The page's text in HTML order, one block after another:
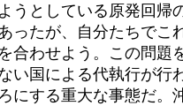
としている原発回
たが、自分たちで
合わせよう。この問題
国による代執行が行
する重大な事態だ